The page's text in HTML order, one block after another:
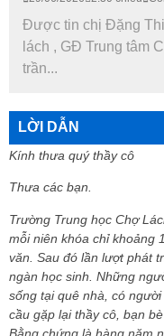
Được tin chị Đặng
lách , GĐ Trung tâm
trần...
LỜI DẪN
Kính thưa quý thầy cô
Thưa các bạn.
Trường Trung học Chợ
mỗi niên khóa chỉ khoảng
văn. Sau đó lần lượt phát
ngàn học sinh. Những
sống tại quê nhà, có
cầu gặp lại thầy cô, bạn